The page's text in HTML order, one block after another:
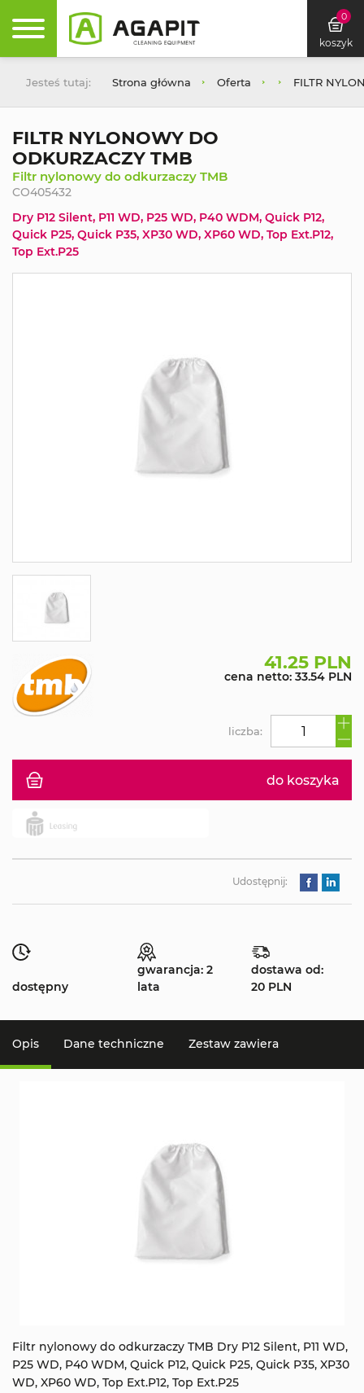
0
koszyk
Jesteś tutaj: Strona główna Oferta FILTR
FILTR NYLONOWY DO
ODKURZACZY TMB
Filtr nylonowy do odkurzaczy TMB
CO405432
Dry P12 Silent, P11 WD, P25 WD, P40 WDM, Quick P12,
Quick P25, Quick P35, XP30 WD, XP60 WD, Top Ext.P12,
Top Ext.P25
41.25 PLN
cena netto: 33.54 PLN
do koszyka
liczba:
Udostępnij:
dostępny
gwarancja: 2
lata
dostawa od:
20 PLN
Opis Dane techniczne Zestaw zawiera
Filtr nylonowy do odkurzaczy TMB Dry P12 Silent, P11 WD,
P25 WD, P40 WDM, Quick P12, Quick P25, Quick P35, XP30
WD, XP60 WD, Top Ext.P12, Top Ext.P25